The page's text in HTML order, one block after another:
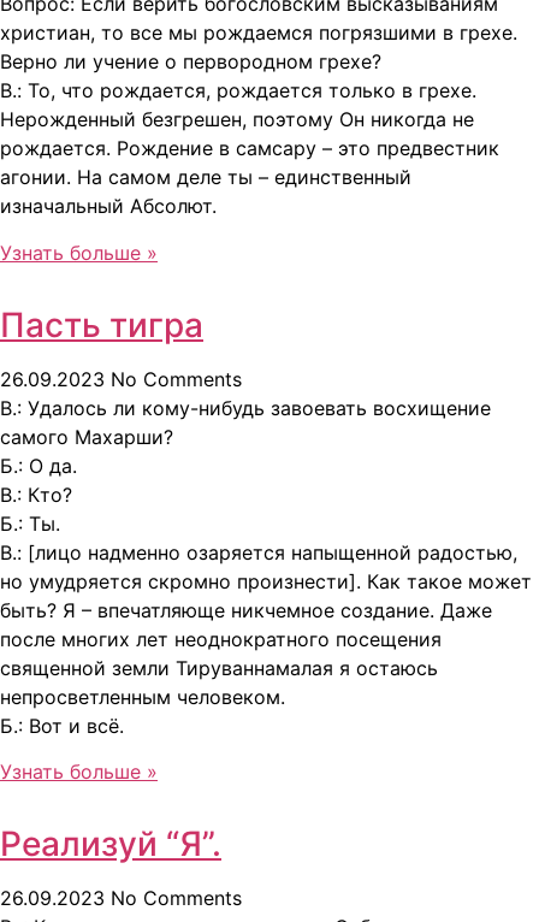
христиан, то все мы рождаемся погрязшими в грехе.
Верно ли учение о первородном грехе?
B.: То, что рождается, рождается только в грехе.
Нерожденный безгрешен, поэтому Он никогда не
рождается. Рождение в самсару – это предвестник
агонии. На самом деле ты – единственный
изначальный Абсолют.
Узнать больше »
Пасть тигра
26.09.2023 No Comments
В.: Удалось ли кому-нибудь завоевать восхищение
самого Махарши?
Б.: О да.
В.: Кто?
Б.: Ты.
В.: [лицо надменно озаряется напыщенной радостью,
но умудряется скромно произнести]. Как такое может
быть? Я – впечатляюще никчемное создание. Даже
после многих лет неоднократного посещения
священной земли Тируваннамалая я остаюсь
непросветленным человеком.
Б.: Вот и всё.
Узнать больше »
Реализуй “Я”.
26.09.2023 No Comments